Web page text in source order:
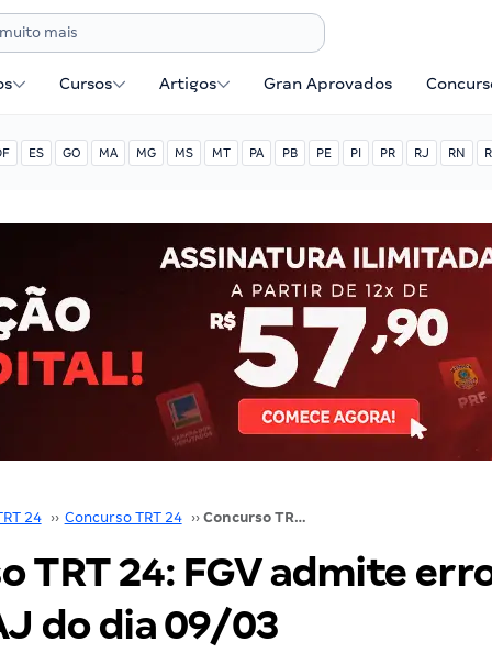
Cursos Artigos Gran Aprovados
ES GO MA MG MS MT PA PB PE PI PR RJ RN
24 ›› Concurso TRT 24 ›› Concurso TRT 24: FGV admite erros nas provas AJ do dia 09/03
TRT 24: FGV admite
do dia 09/03